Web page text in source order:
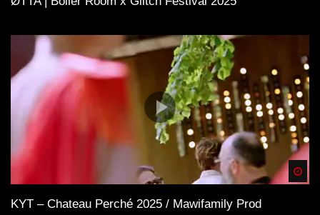
KYT – Chateau Perché 2025 / Mawifamily Prod